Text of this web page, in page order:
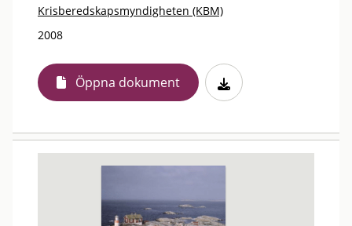
Krisberedskapsmyndigheten (KBM)
2008
Öppna dokument